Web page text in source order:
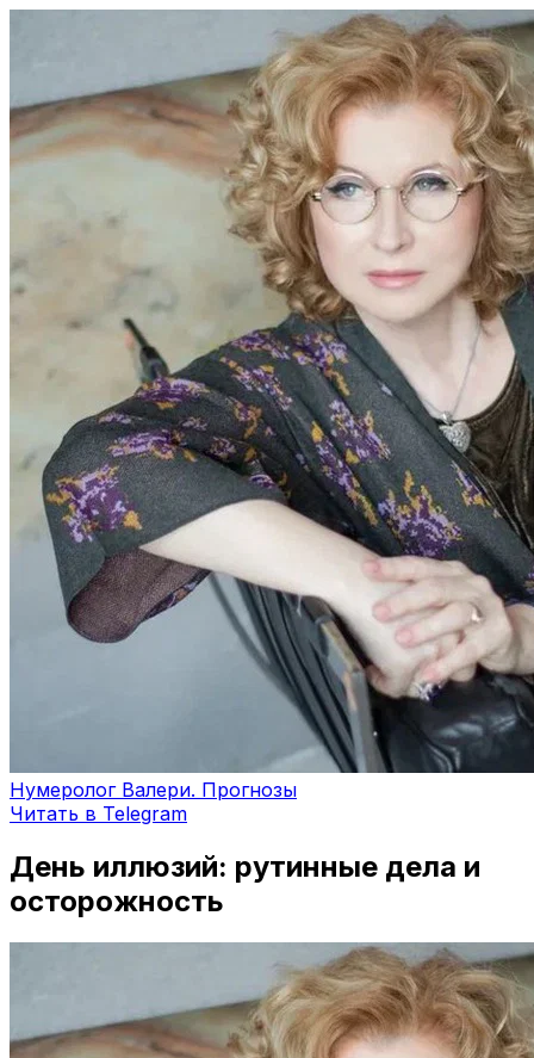
Нумеролог Валери. Прогнозы
Читать в Telegram
День иллюзий: рутинные дела и
осторожность